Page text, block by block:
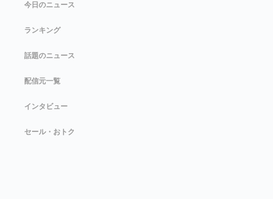
今日のニュース
ランキング
話題のニュース
配信元一覧
インタビュー
セール・おトク